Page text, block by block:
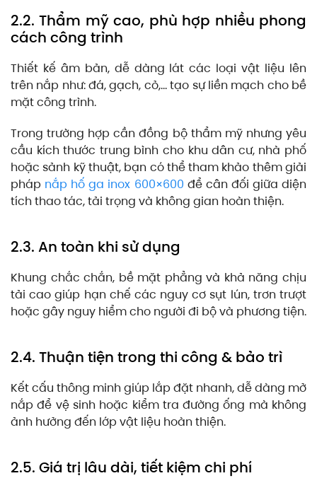
2.2. Thẩm mỹ cao, phù hợp nhiều phong
cách công trình
Thiết kế âm bản, dễ dàng lát các loại vật liệu lên
trên nắp như: đá, gạch, cỏ,… tạo sự liền mạch cho bề
mặt công trình.
Trong trường hợp cần đồng bộ thẩm mỹ nhưng yêu
cầu kích thước trung bình cho khu dân cư, nhà phố
hoặc sảnh kỹ thuật, bạn có thể tham khảo thêm giải
pháp nắp hố ga inox 600×600 để cân đối giữa diện
tích thao tác, tải trọng và không gian hoàn thiện.
2.3. An toàn khi sử dụng
Khung chắc chắn, bề mặt phẳng và khả năng chịu
tải cao giúp hạn chế các nguy cơ sụt lún, trơn trượt
hoặc gây nguy hiểm cho người đi bộ và phương tiện.
2.4. Thuận tiện trong thi công & bảo trì
Kết cấu thông minh giúp lắp đặt nhanh, dễ dàng mở
nắp để vệ sinh hoặc kiểm tra đường ống mà không
ảnh hưởng đến lớp vật liệu hoàn thiện.
2.5. Giá trị lâu dài, tiết kiệm chi phí